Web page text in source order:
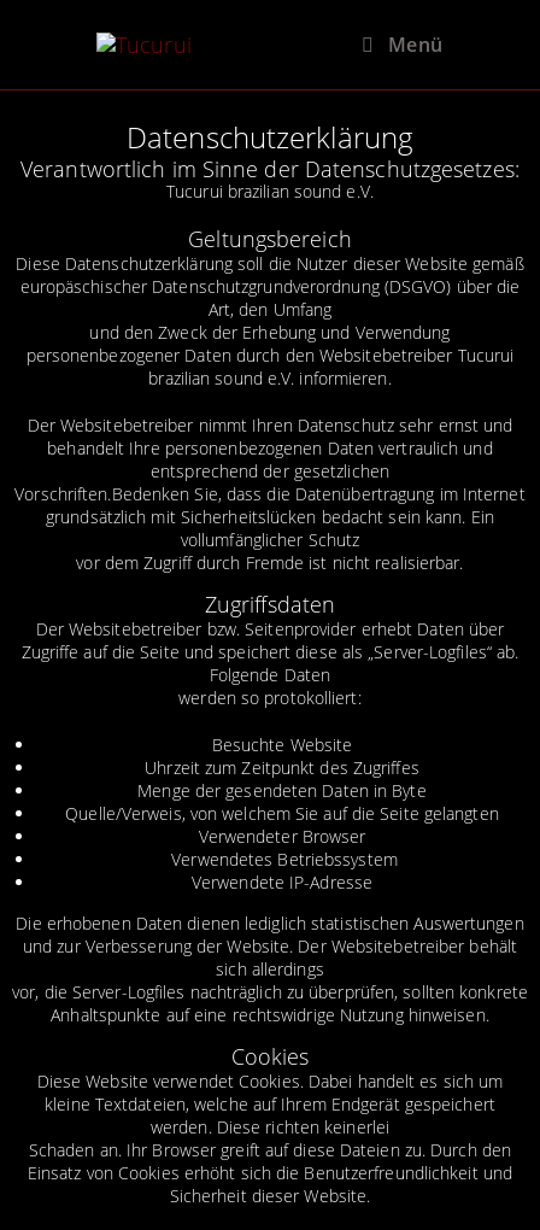
Menü
Datenschutzerklärung
Verantwortlich im Sinne der Datenschutzgesetzes:
Tucurui brazilian sound e.V.
Geltungsbereich
Diese Datenschutzerklärung soll die Nutzer dieser Website gemäß
europäschischer Datenschutzgrundverordnung (DSGVO) über die
Art, den Umfang
und den Zweck der Erhebung und Verwendung
personenbezogener Daten durch den Websitebetreiber Tucurui
brazilian sound e.V. informieren.
Der Websitebetreiber nimmt Ihren Datenschutz sehr ernst und
behandelt Ihre personenbezogenen Daten vertraulich und
entsprechend der gesetzlichen
Vorschriften.Bedenken Sie, dass die Datenübertragung im Internet
grundsätzlich mit Sicherheitslücken bedacht sein kann. Ein
vollumfänglicher Schutz
vor dem Zugriff durch Fremde ist nicht realisierbar.
Zugriffsdaten
Der Websitebetreiber bzw. Seitenprovider erhebt Daten über
Zugriffe auf die Seite und speichert diese als „Server-Logfiles“ ab.
Folgende Daten
werden so protokolliert:
Besuchte Website
Uhrzeit zum Zeitpunkt des Zugriffes
Menge der gesendeten Daten in Byte
Quelle/Verweis, von welchem Sie auf die Seite gelangten
Verwendeter Browser
Verwendetes Betriebssystem
Verwendete IP-Adresse
Die erhobenen Daten dienen lediglich statistischen Auswertungen
und zur Verbesserung der Website. Der Websitebetreiber behält
sich allerdings
vor, die Server-Logfiles nachträglich zu überprüfen, sollten konkrete
Anhaltspunkte auf eine rechtswidrige Nutzung hinweisen.
Cookies
Diese Website verwendet Cookies. Dabei handelt es sich um
kleine Textdateien, welche auf Ihrem Endgerät gespeichert
werden. Diese richten keinerlei
Schaden an. Ihr Browser greift auf diese Dateien zu. Durch den
Einsatz von Cookies erhöht sich die Benutzerfreundlichkeit und
Sicherheit dieser Website.